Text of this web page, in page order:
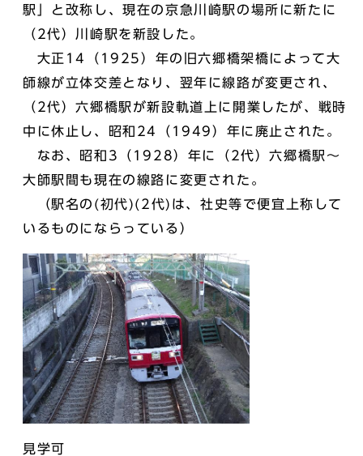
駅」と改称し、現在の京急川崎駅の場所に新たに
（2代）川崎駅を新設した。
大正14（1925）年の旧六郷橋架橋によって大
師線が立体交差となり、翌年に線路が変更され、
（2代）六郷橋駅が新設軌道上に開業したが、戦時
中に休止し、昭和24（1949）年に廃止された。
なお、昭和3（1928）年に（2代）六郷橋駅～
大師駅間も現在の線路に変更された。
（駅名の(初代)(2代)は、社史等で便宜上称して
いるものにならっている）
見学可